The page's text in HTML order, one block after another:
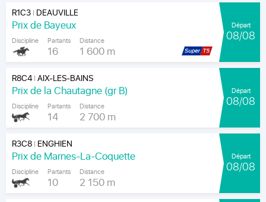
R1C3| DEAUVILLE
Prix de Bayeux
Discipline Partants
16
Distance
1 600 m
Départ
08/08
R8C4|AIX-LES-BAINS
Prix de la Chautagne (gr B)
Discipline Partants
14
Distance
2 700 m
Départ
08/08
R3C8| ENGHIEN
Prix de Marnes-La-Coquette
Discipline Partants
10
Distance
2 150 m
Départ
08/08